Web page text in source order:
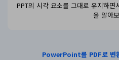
PPT의 시각 요소를 그대로 유지하
을 알아
PowerPoint를 PDF로 변